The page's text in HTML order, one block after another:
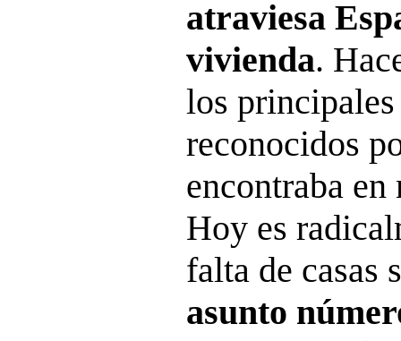
atraviesa
vivienda.
los
reconocidos
encontraba
Hoy es
falta de casas
asunto